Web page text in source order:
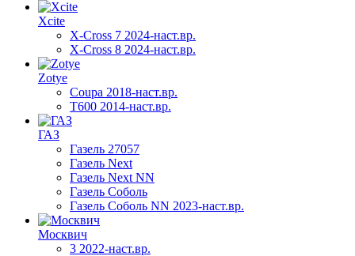
Xcite
X-Cross 7 2024-наст.вр.
X-Cross 8 2024-наст.вр.
Zotye
Coupa 2018-наст.вр.
T600 2014-наст.вр.
ГАЗ
Газель 27057
Газель Next
Газель Next NN
Газель Соболь
Газель Соболь NN 2023-наст.вр.
Москвич
3 2022-наст.вр.